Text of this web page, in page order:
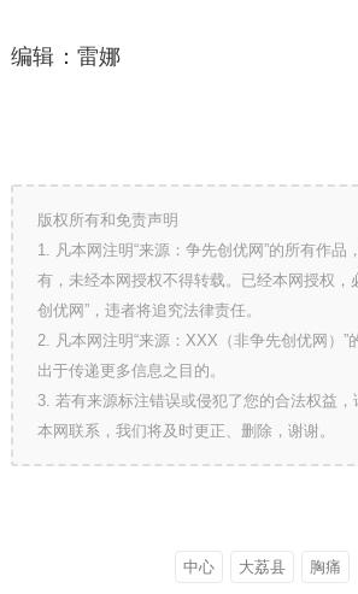
编辑：雷娜
版权所有和免责声明
1. 凡本网注明“来源：争先创优网”的所有作品
有，未经本网授权不得转载。已经本网授权，
创优网”，违者将追究法律责任。
2. 凡本网注明“来源：XXX（非争先创优网）”
出于传递更多信息之目的。
3. 若有来源标注错误或侵犯了您的合法权益
本网联系，我们将及时更正、删除，谢谢。
中心 大荔县 胸痛